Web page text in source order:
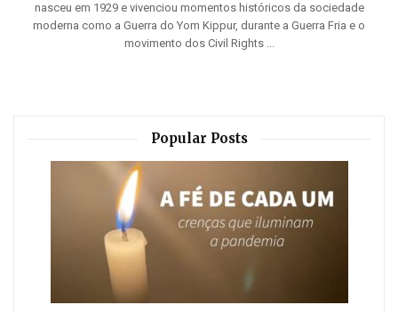
nasceu em 1929 e vivenciou momentos históricos da sociedade
moderna como a Guerra do Yom Kippur, durante a Guerra Fria e o
movimento dos Civil Rights ...
Popular Posts